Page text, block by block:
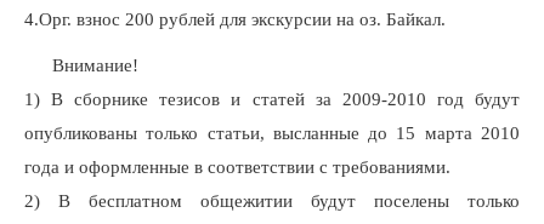
4.Орг. взнос 200 рублей для экскурсии на оз. Байкал.
Внимание!
1) В сборнике тезисов и статей за 2009-2010 год будут
опубликованы только статьи, высланные до 15 марта 2010
года и оформленные в соответствии с требованиями.
2) В бесплатном общежитии будут поселены только